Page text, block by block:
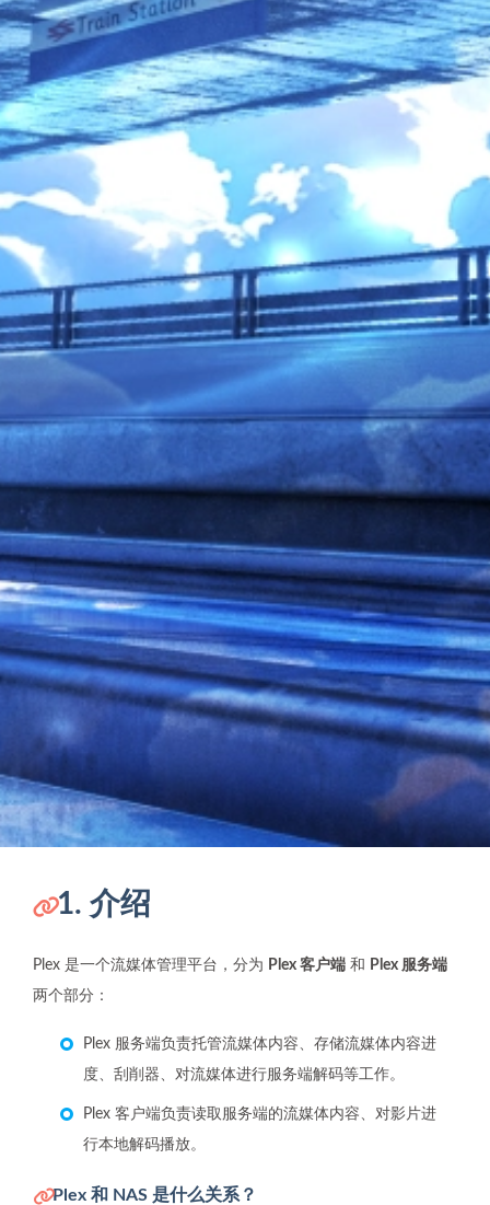
1. 介绍
Plex 是一个流媒体管理平台，分为 Plex 客户端 和
Plex 服务端
两个部分：
Plex 服务端负责托管流媒体内容、存储流媒体内容进
度、刮削器、对流媒体进行服务端解码等工作。
Plex 客户端负责读取服务端的流媒体内容、对影片进
行本地解码播放。
Plex 和 NAS 是什么关系？